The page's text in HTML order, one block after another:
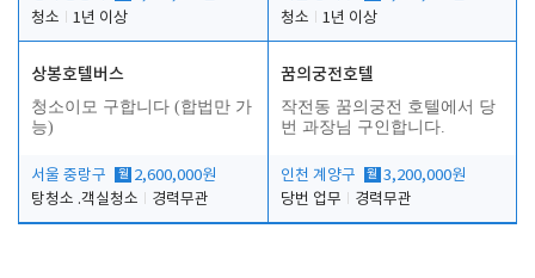
청소
1년 이상
청소
1년 이상
상봉호텔버스
청소이모 구합니다 (합법만 가
능)
서울 중랑구 월 2,600,000원
탕청소 .객실청소
경력무관
꿈의궁전호텔
작전동 꿈의궁전 호텔에서 당
번 과장님 구인합니다.
인천 계양구 월 3,200,000원
당번 업무
경력무관